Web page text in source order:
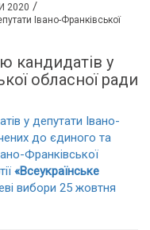
2020 /
Івано-Франківської
кандидатів у
обласної ради
у депутати Івано-
до єдиного та
Франківської
«Всеукраїнське
вибори 25 жовтня